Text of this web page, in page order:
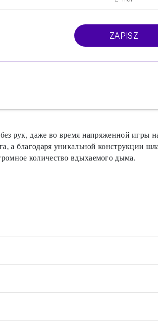
ZAPISZ
рук, даже во время напряженной
а благодаря уникальной
количество вдыхаемого дыма.